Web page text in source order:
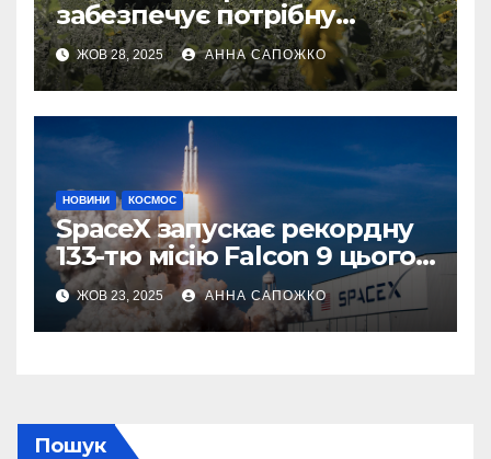
забезпечує потрібну
швидкість інтернету для
українських бойових
роботів
ЖОВ 28, 2025 АННА САПОЖКО
НОВИНИ КОСМОС
SpaceX запускає рекордну
133-тю місію Falcon 9 цього
року
ЖОВ 23, 2025 АННА САПОЖКО
Пошук